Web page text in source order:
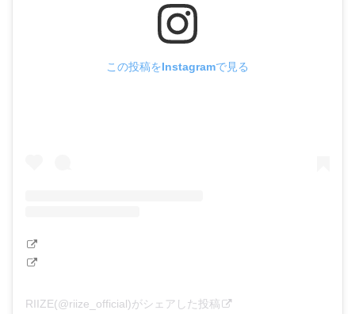
この投稿をInstagramで見る
RIIZE(@riize_official)がシェアした投稿